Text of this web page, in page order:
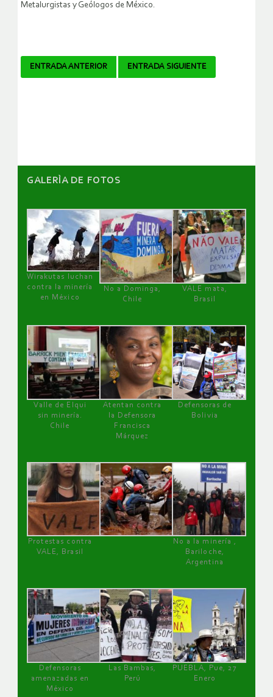
Metalurgistas y Geólogos de México.
Navegador
ENTRADA ANTERIOR ENTRADA SIGUIENTE
GALERÌA DE FOTOS
Wirakutas luchan
contra la minería
en México
No a Dominga,
Chile
VALE mata,
Brasil
Valle de Elqui
sin minería.
Chile
Atentan contra
la Defensora
Francisca
Márquez
Defensoras de
Bolivia
Protestas contra
VALE, Brasil
No a la minería ,
Bariloche,
Argentina
Defensoras
amenazadas en
México
Las Bambas,
Perú
PUEBLA, Pue, 27
Enero